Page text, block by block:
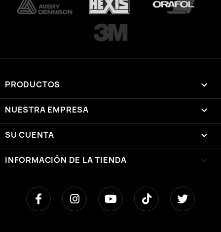
PRODUCTOS 
NUESTRA EMPRESA 
SU CUENTA 
INFORMACIÓN DE LA TIENDA keyboard_arrow_down